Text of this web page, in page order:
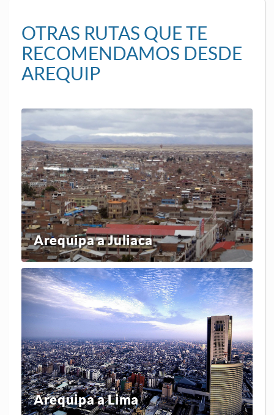
OTRAS RUTAS QUE TE
RECOMENDAMOS DESDE
AREQUIP
Arequipa a Juliaca
Arequipa a Lima